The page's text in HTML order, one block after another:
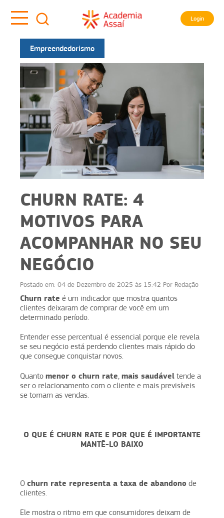
Login
Empreendedorismo
CHURN RATE: 4
MOTIVOS PARA
ACOMPANHAR NO SEU
NEGÓCIO
Postado em: 04 de Dezembro de 2025 às 15:42 Por Redação
Churn rate é um indicador que mostra quantos
clientes deixaram de comprar de você em um
determinado período.
Entender esse percentual é essencial porque ele revela
se seu negócio está perdendo clientes mais rápido do
que consegue conquistar novos.
Quanto menor o churn rate, mais saudável tende a
ser o relacionamento com o cliente e mais previsíveis
se tornam as vendas.
O QUE É CHURN RATE E POR QUE É IMPORTANTE
MANTÊ-LO BAIXO
O churn rate representa a taxa de abandono de
clientes.
Ele mostra o ritmo em que consumidores deixam de